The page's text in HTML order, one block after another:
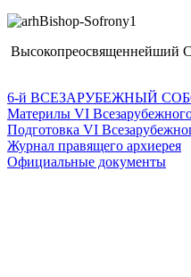
Высокопреосвященнейший
6-й ВСЕЗАРУБЕЖНЫЙ
Материлы VI
Подготовка VI
Журнал правящего архиерея
Официальные документы